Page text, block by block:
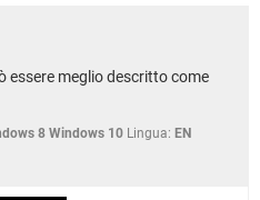
essere meglio descritto come
8 Windows 10 Lingua: EN